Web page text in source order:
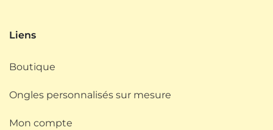
Liens
Boutique
Ongles personnalisés sur mesure
Mon compte